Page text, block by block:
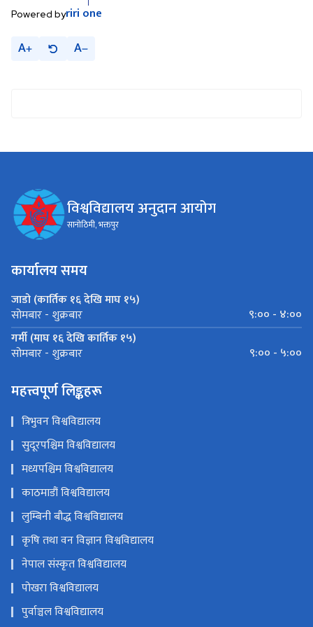
Powered byriri one
A A
विश्वविद्यालय अनुदान आयोग
सानोठिमी, भक्तपुर
कार्यालय समय
जाडो (कार्तिक १६ देखि माघ १५)
सोमबार - शुक्रबार
९:०० - ४:००
गर्मी (माघ १६ देखि कार्तिक १५)
सोमबार - शुक्रबार ९:०० - ५:००
महत्त्वपूर्ण लिङ्कहरू
त्रिभुवन विश्वविद्यालय
सुदूरपश्चिम विश्वविद्यालय
मध्यपश्चिम विश्वविद्यालय
काठमाडौं विश्वविद्यालय
लुम्बिनी बौद्ध विश्वविद्यालय
कृषि तथा वन विज्ञान विश्वविद्यालय
नेपाल संस्कृत विश्वविद्यालय
पोखरा विश्वविद्यालय
पुर्वाञ्चल विश्वविद्यालय